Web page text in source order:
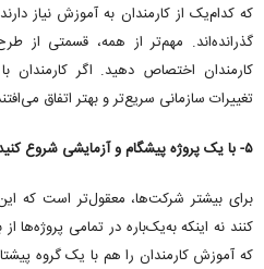
که کدام‌یک از کارمندان به آموزش نیاز
گذرانده‌اند. مهم‌تر از همه، قسمتی از
کارمندان اختصاص دهید. اگر کارمندان
تغییرات سازمانی سریع‌تر و بهتر اتفاق
۵- با یک پروژه پیشگام و آزمایشی شروع کنید
برای بیشتر شرکت‌ها، معقول‌تر است که
که آموزش کارمندان را هم با یک گروه